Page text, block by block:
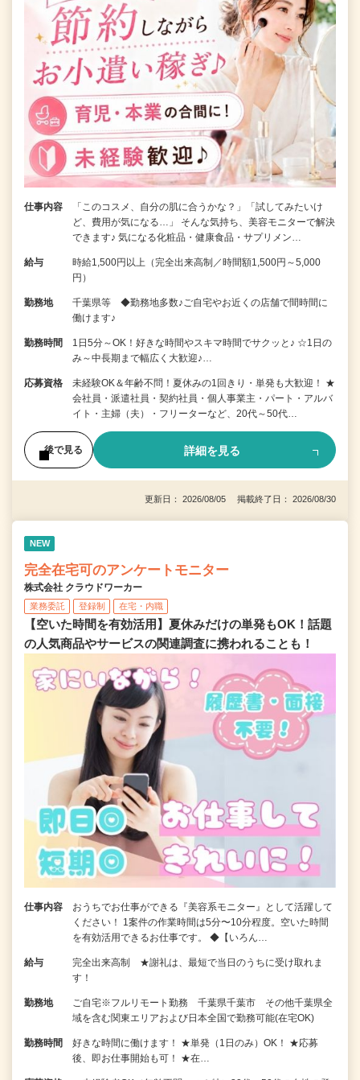
仕事内容
「このコスメ、自分の肌に合うかな？」「試してみたいけ
ど、費用が気になる…」 そんな気持ち、美容モニターで解決
できます♪ 気になる化粧品・健康食品・サプリメン…
給与
時給1,500円以上（完全出来高制／時間額1,500円～5,000
円）
勤務地
千葉県等 ◆勤務地多数♪ご自宅やお近くの店舗で間時間に
働けます♪
勤務時間
1日5分～OK！好きな時間やスキマ時間でサクッと♪ ☆1日の
み～中長期まで幅広く大歓迎♪…
応募資格
未経験OK＆年齢不問！夏休みの1回きり・単発も大歓迎！ ★
会社員・派遣社員・契約社員・個人事業主・パート・アルバ
イト・主婦（夫）・フリーターなど、20代～50代…
後で見る 詳細を見る
更新日： 2026/08/05 掲載終了日： 2026/08/30
NEW
完全在宅可のアンケートモニター
株式会社 クラウドワーカー
業務委託 登録制 在宅・内職
【空いた時間を有効活用】夏休みだけの単発もOK！話題
の人気商品やサービスの関連調査に携われることも！
仕事内容
おうちでお仕事ができる『美容系モニター』として活躍して
ください！ 1案件の作業時間は5分〜10分程度。空いた時間
を有効活用できるお仕事です。 ◆【いろん…
給与
完全出来高制 ★謝礼は、最短で当日のうちに受け取れま
す！
勤務地
ご自宅※フルリモート勤務 千葉県千葉市 その他千葉県全
域を含む関東エリアおよび日本全国で勤務可能(在宅OK)
勤務時間
好きな時間に働けます！ ★単発（1日のみ）OK！ ★応募
後、即お仕事開始も可！ ★在…